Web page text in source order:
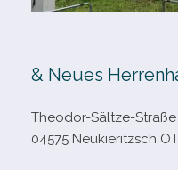
& Neues
Theodor-​Sältze-​Straße
04575 Neukieritzsch